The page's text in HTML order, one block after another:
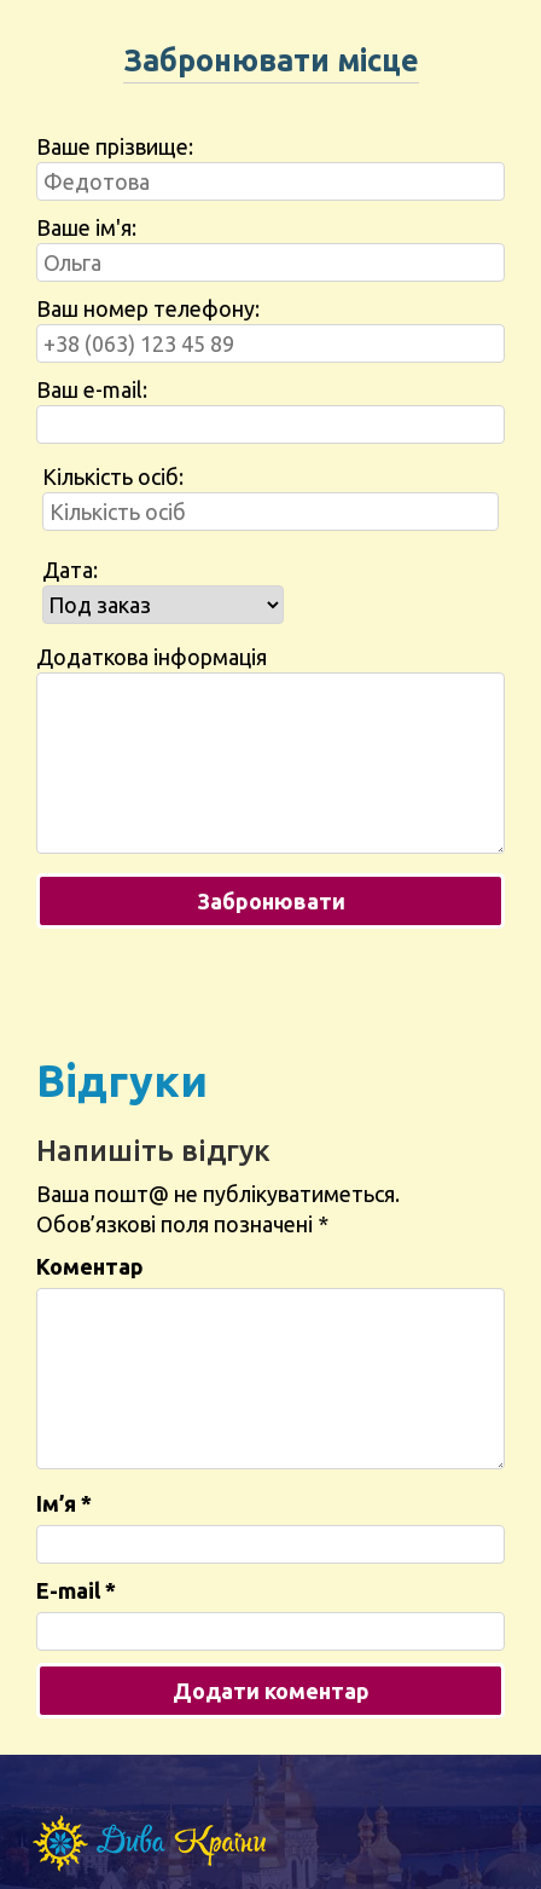
Забронювати місце
Ваше прізвище:
Ваше ім'я:
Ваш номер телефону:
Ваш e-mail:
Кількість осіб:
Дата:
Додаткова інформація
Відгуки
Напишіть відгук
Ваша пошт@ не публікуватиметься.
Обов’язкові поля позначені *
Коментар
Ім’я *
E-mail *